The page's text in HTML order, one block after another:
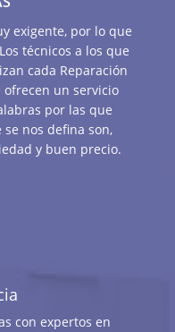
exigente, por lo que
técnicos a los que
cada Reparación
ofrecen un servicio
por las que
nos defina son,
y buen precio.
con expertos en